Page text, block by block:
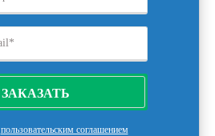
ЗАКАЗАТЬ
пользовательским соглашением